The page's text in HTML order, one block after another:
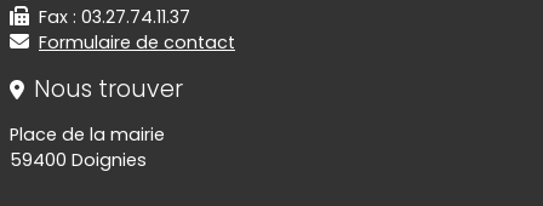
Fax : 03.27.74.11.37
Formulaire de contact
Nous trouver
Place de la mairie
59400 Doignies